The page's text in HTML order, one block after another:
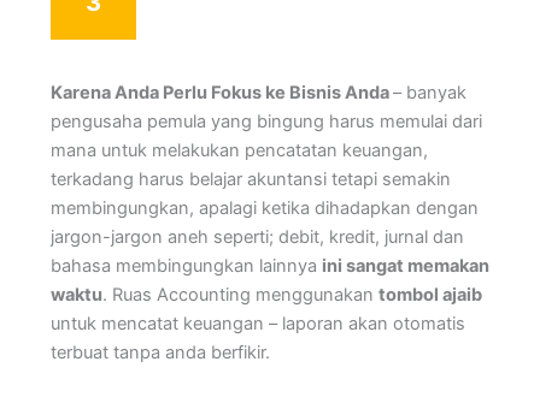
Karena Anda Perlu Fokus ke Bisnis Anda– banyak
pengusaha pemula yang bingung harus memulai dari
mana untuk melakukan pencatatan keuangan,
terkadang harus belajar akuntansi tetapi semakin
membingungkan, apalagi ketika dihadapkan dengan
jargon-jargon aneh seperti; debit, kredit, jurnal dan
bahasa membingungkan lainnya ini sangat memakan
waktu. Ruas Accounting menggunakan tombol ajaib
untuk mencatat keuangan – laporan akan otomatis
terbuat tanpa anda berfikir.